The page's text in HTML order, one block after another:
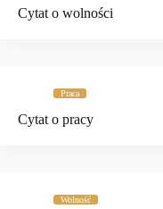
Cytat o wolności
Praca
Cytat o pracy
Wolność